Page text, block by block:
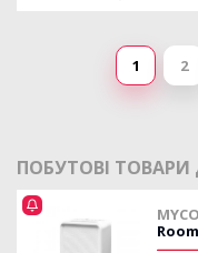
1 2
ПОБУТОВІ ТОВАРИ